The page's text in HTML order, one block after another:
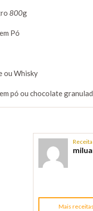
800g
Pó
ou Whisky
pó ou chocolate
Mais